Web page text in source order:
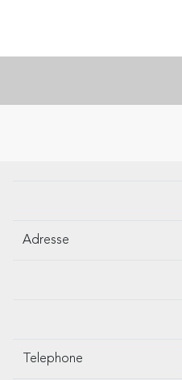
Adresse
Telephone